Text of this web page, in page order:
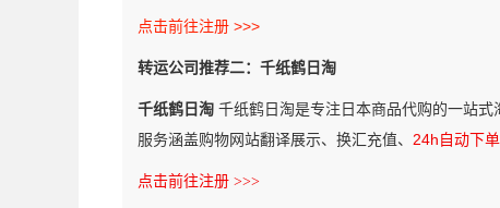
点击前往注册 >>>
转运公司推荐二：千纸鹤日淘
千纸鹤日淘 千纸鹤日淘是专注日本商品代购的一站式
服务涵盖购物网站翻译展示、换汇充值、 24h自动下单
点击前往注册 >>>